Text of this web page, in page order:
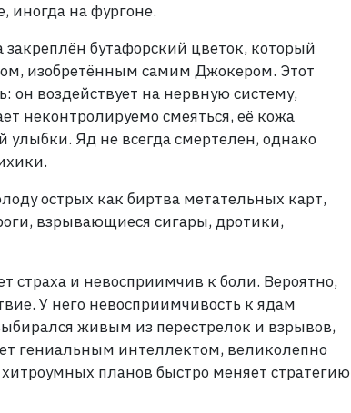
иногда на фургоне.
бутафорский цветок, который
изобретённым самим Джокером. Этот
воздействует на нервную систему,
неконтролируемо смеяться, её кожа
улыбки. Яд не всегда смертелен, однако
острых как биртва метательных карт,
взрывающиеся сигары, дротики,
страха и невосприимчив к боли. Вероятно,
У него невосприимчивость к ядам
живым из перестрелок и взрывов,
гениальным интеллектом, великолепно
планов быстро меняет стратегию